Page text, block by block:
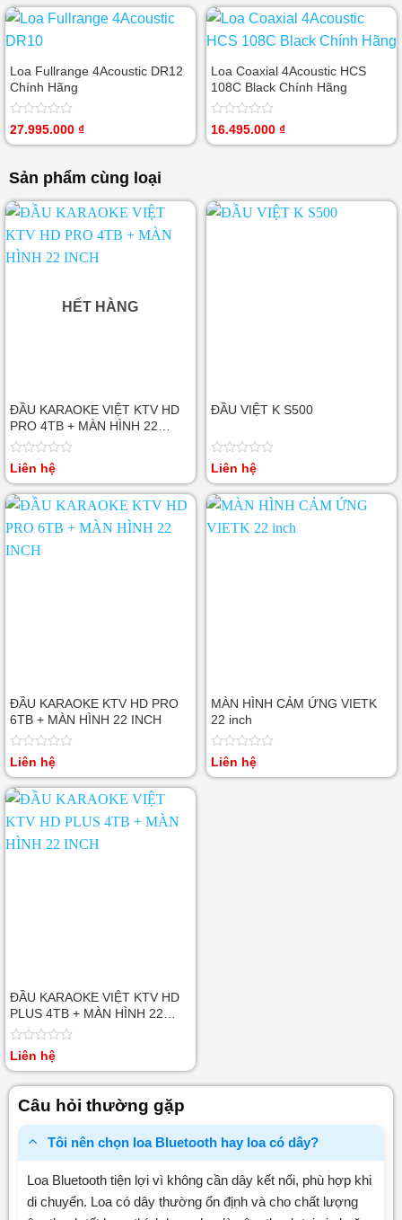
hạng
0
sao
hạng
0
sao
Loa Fullrange 4Acoustic DR12
Chính Hãng
Được
5
27.995.000 ₫
Loa Coaxial 4Acoustic HCS
108C Black Chính Hãng
Được
16.495.000 ₫
Sản phẩm cùng loại
HẾT HÀNG
ĐẦU KARAOKE VIỆT KTV HD
PRO 4TB + MÀN HÌNH 22
INCH
Được
hạng
0
sao
Liên hệ
ĐẦU VIỆT K S500
Được
hạng
0
sao
Liên hệ
ĐẦU KARAOKE KTV HD PRO
6TB + MÀN HÌNH 22 INCH
Được
hạng
0
sao
Liên hệ
MÀN HÌNH CẢM ỨNG VIETK
22 inch
Được
Liên hệ
ĐẦU KARAOKE VIỆT KTV HD
PLUS 4TB + MÀN HÌNH 22
INCH
Được
0
sao
Liên hệ
Câu hỏi thường gặp
Tôi nên chọn loa Bluetooth hay loa có dây?
Loa Bluetooth tiện lợi vì không cần dây kết nối, phù hợp khi
di chuyển. Loa có dây thường ổn định và cho chất lượng